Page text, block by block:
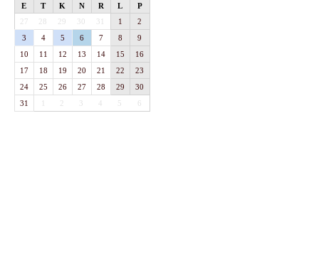
E T K N R L
P
27
28 29 30 31 1
2
3
4 5 6 7 8
9
10
11 12 13 14 15
16
17
18 19 20 21 22
23
24
25 26 27 28 29
30
31
1 3 4 5 6